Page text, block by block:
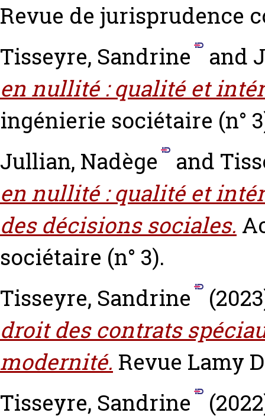
Revue de jurisprudence
Tisseyre, Sandrine
and
en nullité : qualité et
ingénierie sociétaire (n°
Jullian, Nadège
and
en nullité : qualité et
des décisions sociales.
sociétaire (n° 3).
Tisseyre, Sandrine
droit des contrats
modernité. Revue Lamy
Tisseyre, Sandrine